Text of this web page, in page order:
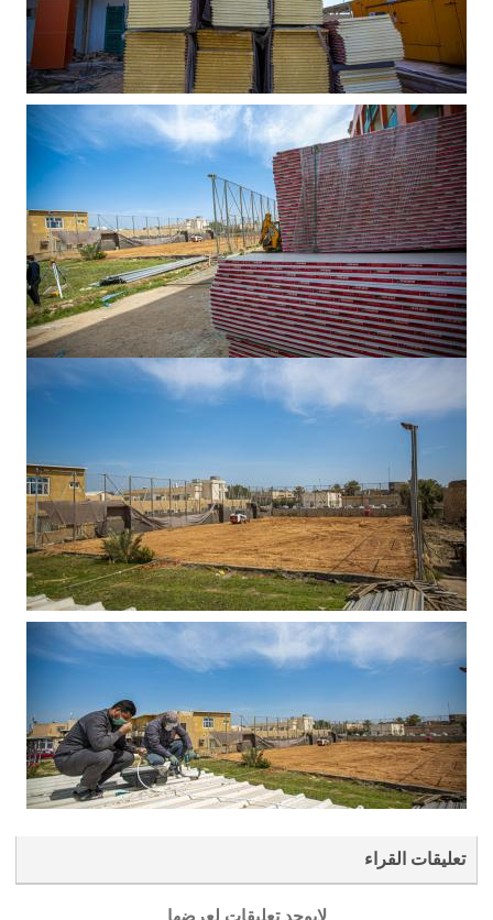
تعليقات القراء
لايوجد تعليقات لعرضها